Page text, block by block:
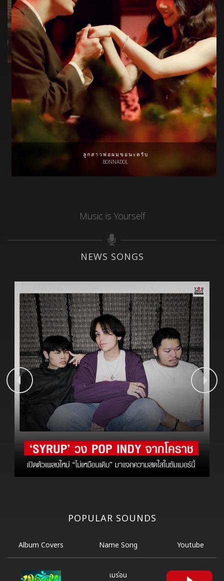
ลูกสาวพ่อผมขอนะครับ
BONNADOL
Music is Yourself
NEWS SONGS
POPULAR SOUNDS
Album Covers Name Song Youtube
เมร่อน